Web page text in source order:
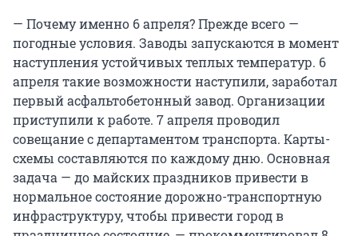
— Почему именно 6 апреля? Прежде всего —
погодные условия. Заводы запускаются в момент
наступления устойчивых теплых температур. 6
апреля такие возможности наступили, заработал
первый асфальтобетонный завод. Организации
приступили к работе. 7 апреля проводил
совещание с департаментом транспорта. Карты-
схемы составляются по каждому дню. Основная
задача — до майских праздников привести в
нормальное состояние дорожно-транспортную
инфраструктуру, чтобы привести город в